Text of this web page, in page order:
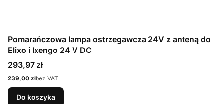
Pomarańczowa lampa ostrzegawcza 24V z anteną do
Elixo i Ixengo 24 V DC
Cena
293,97 zł
Cena
239,00 złbez VAT
Do koszyka